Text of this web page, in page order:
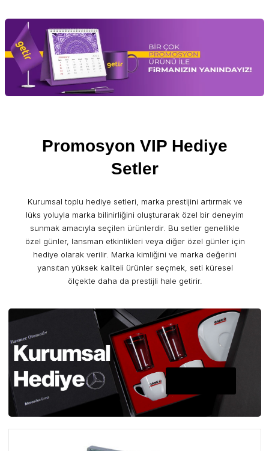
Promosyon VIP Hediye
Setler
Kurumsal toplu hediye setleri, marka prestijini artırmak ve
lüks yoluyla marka bilinirliğini oluşturarak özel bir deneyim
sunmak amacıyla seçilen ürünlerdir. Bu setler genellikle
özel günler, lansman etkinlikleri veya diğer özel günler için
hediye olarak verilir. Marka kimliğini ve marka değerini
yansıtan yüksek kaliteli ürünler seçmek, seti küresel
ölçekte daha da prestijli hale getirir.